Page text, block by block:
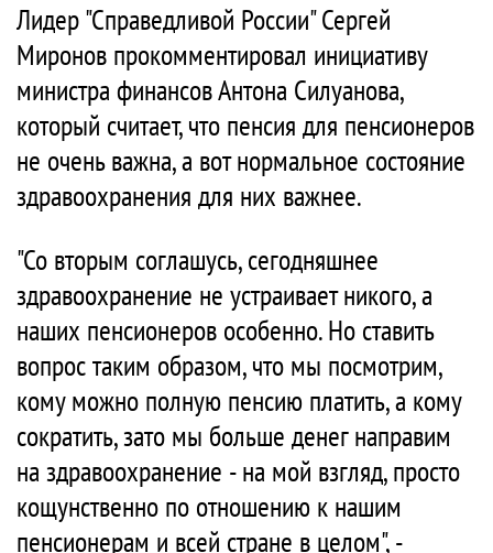
Лидер "Справедливой России" Сергей
Миронов прокомментировал инициативу
министра финансов Антона Силуанова,
который считает, что пенсия для пенсионеров
не очень важна, а вот нормальное состояние
здравоохранения для них важнее.
"Со вторым соглашусь, сегодняшнее
здравоохранение не устраивает никого, а
наших пенсионеров особенно. Но ставить
вопрос таким образом, что мы посмотрим,
кому можно полную пенсию платить, а кому
сократить, зато мы больше денег направим
на здравоохранение - на мой взгляд, просто
кощунственно по отношению к нашим
пенсионерам и всей стране в целом", -